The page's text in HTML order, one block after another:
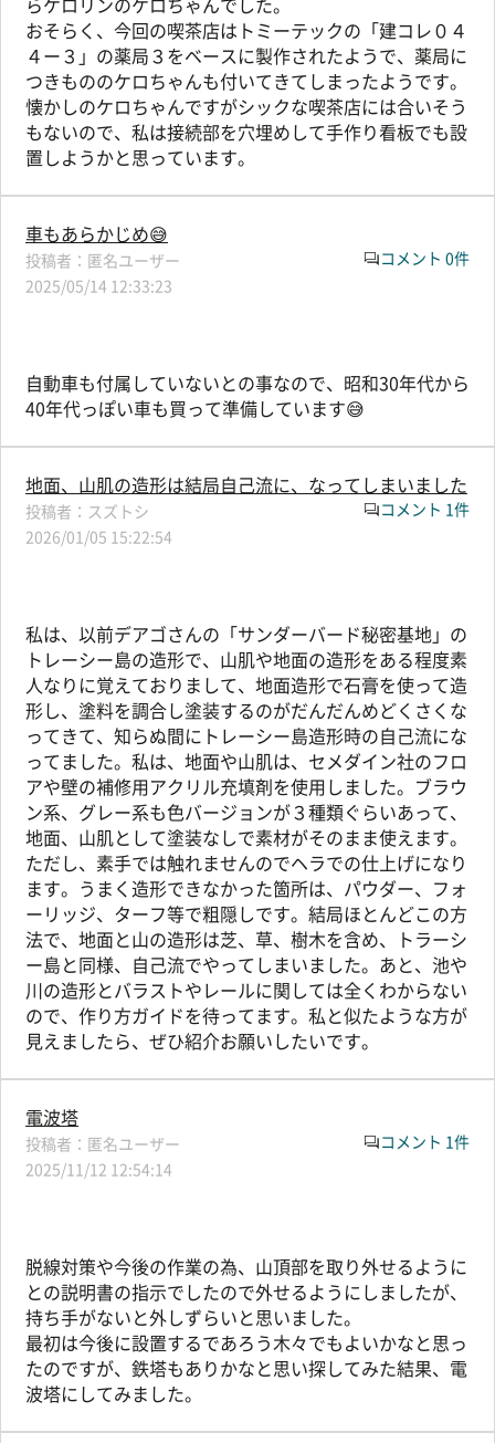
おそらく、今回の喫茶店はトミーテックの「建コレ０４
４ー３」の薬局３をベースに製作されたようで、薬局に
つきもののケロちゃんも付いてきてしまったようです。
懐かしのケロちゃんですがシックな喫茶店には合いそう
もないので、私は接続部を穴埋めして手作り看板でも設
置しようかと思っています。
車もあらかじめ😅
匿名ユーザー
2025/05/14 12:33:23
コメント 0件
自動車も付属していないとの事なので、昭和30年代から
40年代っぽい車も買って準備しています😅
地面、山肌の造形は結局自己流に、なってしまいました
スズトシ
2026/01/05 15:22:54
コメント 1件
私は、以前デアゴさんの「サンダーバード秘密基地」の
トレーシー島の造形で、山肌や地面の造形をある程度素
人なりに覚えておりまして、地面造形で石膏を使って造
形し、塗料を調合し塗装するのがだんだんめどくさくな
ってきて、知らぬ間にトレーシー島造形時の自己流にな
ってました。私は、地面や山肌は、セメダイン社のフロ
アや壁の補修用アクリル充填剤を使用しました。ブラウ
ン系、グレー系も色バージョンが３種類ぐらいあって、
地面、山肌として塗装なしで素材がそのまま使えます。
ただし、素手では触れませんのでヘラでの仕上げになり
ます。うまく造形できなかった箇所は、パウダー、フォ
ーリッジ、ターフ等で粗隠しです。結局ほとんどこの方
法で、地面と山の造形は芝、草、樹木を含め、トラーシ
ー島と同様、自己流でやってしまいました。あと、池や
川の造形とバラストやレールに関しては全くわからない
ので、作り方ガイドを待ってます。私と似たような方が
見えましたら、ぜひ紹介お願いしたいです。
電波塔
匿名ユーザー
2025/11/12 12:54:14
コメント 1件
脱線対策や今後の作業の為、山頂部を取り外せるように
との説明書の指示でしたので外せるようにしましたが、
持ち手がないと外しずらいと思いました。
最初は今後に設置するであろう木々でもよいかなと思っ
たのですが、鉄塔もありかなと思い探してみた結果、電
波塔にしてみました。